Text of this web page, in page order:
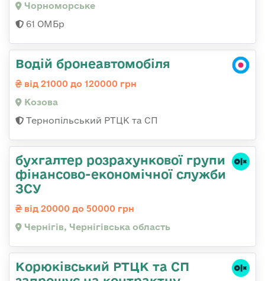
Чорноморське
61 ОМБр
Водій бронеавтомобіля
від 21000 до 120000 грн
Козова
Тернопільський РТЦК та СП
бухгалтер розрахункової групи
фінансово-економічної служби
ЗСУ
від 20000 до 50000 грн
Чернігів, Чернігівська область
Корюківський РТЦК та СП